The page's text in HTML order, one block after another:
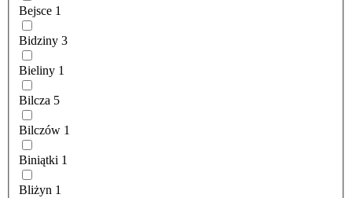
Bejsce 1
Bidziny 3
Bieliny 1
Bilcza 5
Bilczów 1
Biniątki 1
Bliżyn 1